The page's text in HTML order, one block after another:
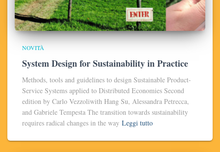
NOVITÀ
System Design for Sustainability in Practice
Methods, tools and guidelines to design Sustainable Product-
Service Systems applied to Distributed Economies Second
edition by Carlo Vezzoliwith Hang Su, Alessandra Petrecca,
and Gabriele Tempesta The transition towards sustainability
requires radical changes in the way Leggi tutto